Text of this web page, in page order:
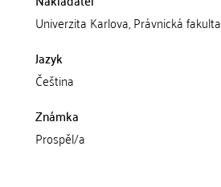
Univerzita Karlova, Právnická fakulta
Jazyk
Čeština
Známka
Prospěl/a